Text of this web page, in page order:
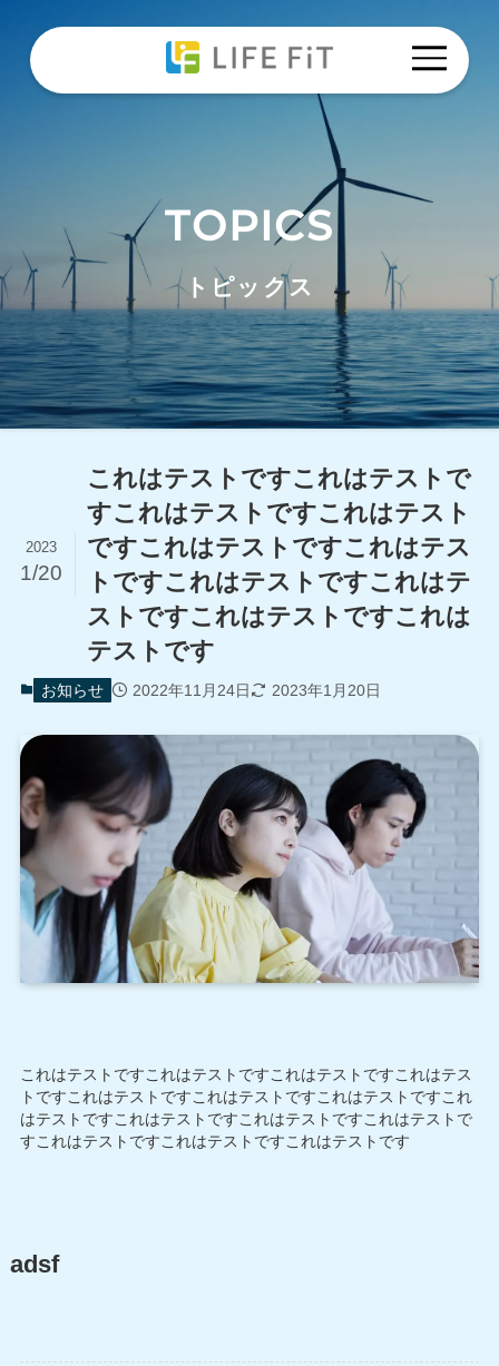
トップ
トピックス
私たちの想い
ウェブ集客事業
ハウスクリーニング事業
サスティナビリティ
会社概要
お問い合わせ
TOPICS
トピックス
これはテストですこれはテストで
すこれはテストですこれはテスト
ですこれはテストですこれはテス
トですこれはテストですこれはテ
ストですこれはテストですこれは
テストです
2023
1/20
お知らせ 2022年11月24日 2023年1月20日
これはテストですこれはテストですこれはテストですこれはテス
トですこれはテストですこれはテストですこれはテストですこれ
はテストですこれはテストですこれはテストですこれはテストで
すこれはテストですこれはテストですこれはテストです
adsf